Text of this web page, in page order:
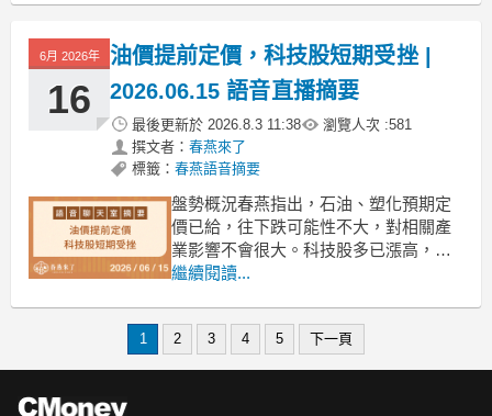
華整理｜僅供參考，不構成投資建議⚠
6月 2026年
16
油價提前定價，科技股短期受挫 |
2026.06.15 語音直播摘要
最後更新於 2026.8.3 11:38 瀏覽人次 :581
撰文者： 春燕來了
標籤： 春燕語音摘要
盤勢概況春燕指出，石油、塑化預期定
價已給，往下跌可能性不大，對相關產
業影響不會很大。科技股多已漲高，回
檔至支撐時，春燕的APP不會顯示，建
慎，建議從底部操作以降低風險。市場
繼續閱讀...
1 2 3 4 5 下一頁